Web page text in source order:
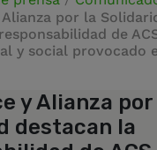
Alianza por la
de
y social provocado
y Alianza por
destacan la